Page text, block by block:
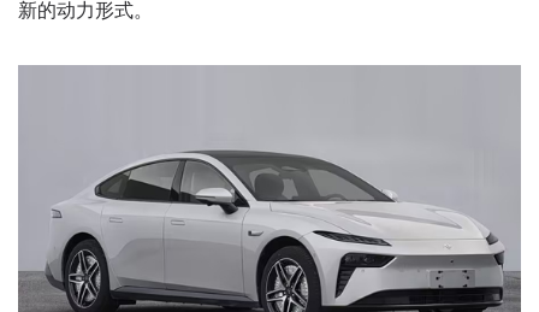
新的动力形式。